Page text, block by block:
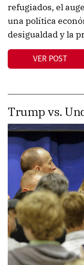
refugiados, el
una política
desigualdad y la
VER POST
Trump vs.